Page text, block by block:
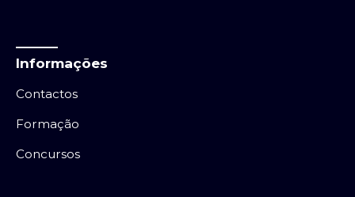
Informações
Contactos
Formação
Concursos